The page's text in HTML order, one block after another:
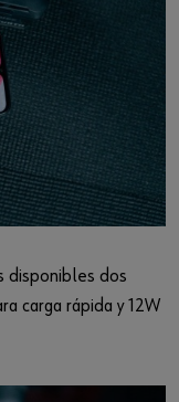
disponibles dos
carga rápida y 12W